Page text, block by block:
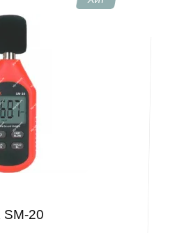
оценке источников шума и
мер.
модули и программное
данных.
в проектах по шумоизоляции
безопасности и на
центрах применяют
воспользуйтесь
20